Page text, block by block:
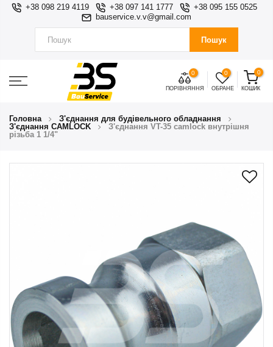
+38 098 219 4119 +38 097 141 1777
+38 095 155 0525
bauservice.v.v@gmail.com
Пошук
0
ПОРІВНЯННЯ
0
ОБРАНЕ
0
КОШИК
Головна
З'єднання для будівельного обладнання
З'єднання CAMLOCK
З'єднання VT-35 camlock внутрішня
різьба 1 1/4"